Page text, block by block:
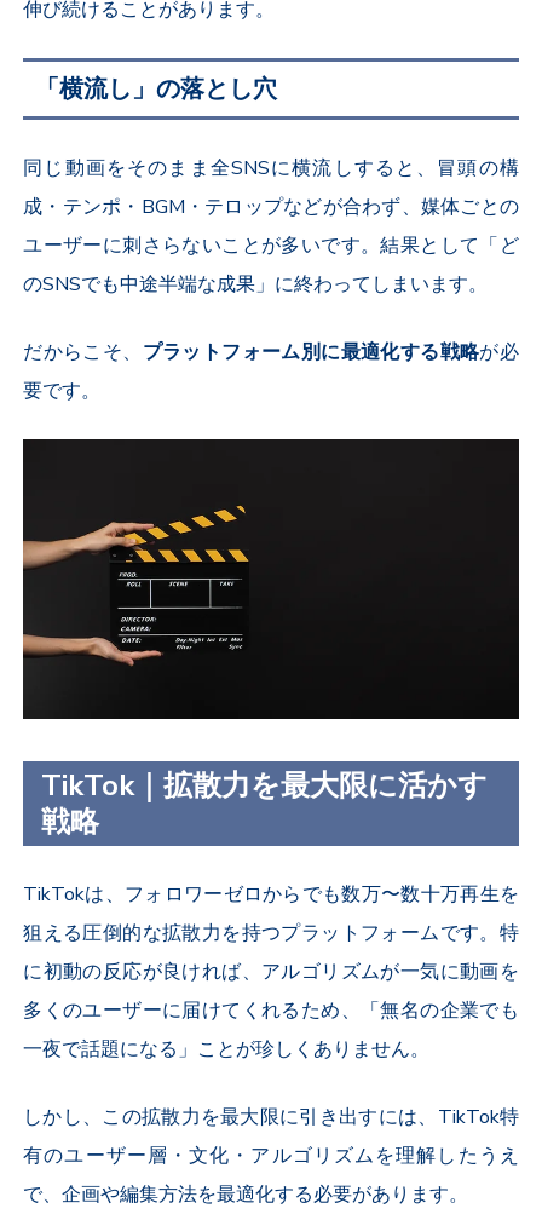
伸び続けることがあります。
「横流し」の落とし穴
同じ動画をそのまま全SNSに横流しすると、冒頭の構
成・テンポ・ BGM ・テロップなどが合わず、媒体ごとの
ユーザーに刺さらないことが多いです。結果として「ど
のSNSでも中途半端な成果」に終わってしまいます。
だからこそ、 プラットフォーム別に最適化する戦略が必
要です。
TikTok｜拡散力を最大限に活かす
戦略
TikTokは、フォロワーゼロからでも数万〜数十万再生を
狙える圧倒的な拡散力を持つプラットフォームです。特
に初動の反応が良ければ、アルゴリズムが一気に動画を
多くのユーザーに届けてくれるため、「無名の企業でも
一夜で話題になる」ことが珍しくありません。
しかし、この拡散力を最大限に引き出すには、 TikTok特
有のユーザー層・文化・アルゴリズムを理解したうえ
で、企画や編集方法を最適化する必要があります。